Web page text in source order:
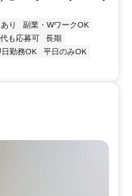
り
副業・WワークOK
も応募可
長期
日勤務OK
平日のみOK